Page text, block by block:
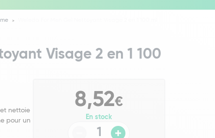
Visage 2 en 1 100
nettoie
pour un
8,52€
En stock